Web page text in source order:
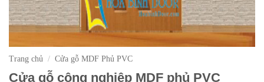
Trang chủ / Cửa gỗ MDF Phủ PVC
Cửa gỗ công nghiệp MDF phủ PVC